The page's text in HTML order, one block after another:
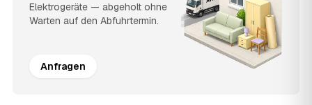
Elektrogeräte — abgeholt ohne
Warten auf den Abfuhrtermin.
Anfragen